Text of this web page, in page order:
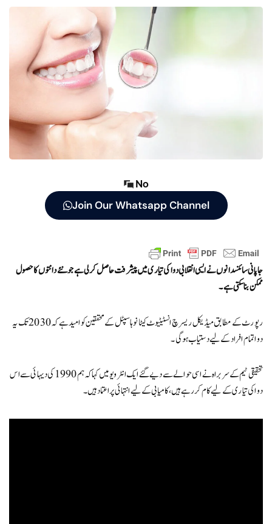
No
Join Our Whatsapp Channel
جاپانی سائنسدانوں نے ایسی انقلابی دوا کی تیاری میں پیشرفت حاصل کر لی ہے جو نئے دانتوں کا حصول
ممکن بنا سکتی ہے۔
رپورٹ کے مطابق میڈیکل ریسرچ انسٹیٹیوٹ کیٹانو ہاسپٹل کے محققین کو امید ہے کہ 2030 تک یہ
دوا تمام افراد کے لیے دستیاب ہوگی۔
تحقیقی ٹیم کے سربراہ نے اسی حوالے سے دیے گئے ایک انٹرویو میں کہا کہ ہم 1990 کی دیہائی سے اس
دوا کی تیاری کے لیے کام کر رہے ہیں، کامیابی کے لیے انتہائی پراعتماد ہیں۔